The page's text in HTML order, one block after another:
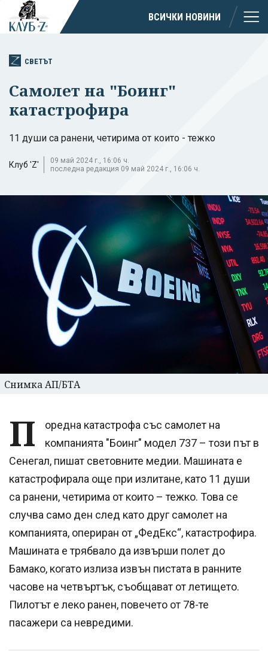
ВСИЧКИ НОВИНИ
СВЕТЪТ
Самолет на "Боинг"
катастрофира
11 души са ранени, четирима от които - тежко
Клуб 'Z'
09 май 2024 г., 16:06 ч.
последна редакция 09 май 2024 г., 16:06 ч.
Снимка АП/БТА
П
оредна катастрофа със самолет на
компанията "Боинг" модел 737 – този път в
Сенегал, пишат световните медии. Машината е
катастрофирала още при излитане, като 11 души
са ранени, четирима от които – тежко. Това се
случва само ден след като друг самолет на
компанията, опериран от „ФедЕкс“, катастрофира.
Машината е трябвало да извърши полет до
Бамако, когато излиза извън пистата в ранните
часове на четвъртък, съобщават от летището.
Пилотът е леко ранен, повечето от 78-те
пасажери са невредими.